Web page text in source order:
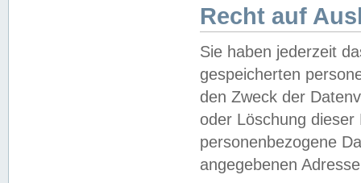
Recht auf
Sie haben jederzeit
gespeicherten
den Zweck der
oder Löschung
personenbezogene
angegebenen